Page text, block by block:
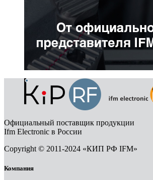
Официальный поставщик продукции
Ifm Electronic в России
Copyright © 2011-2024 «КИП РФ IFM»
Компания